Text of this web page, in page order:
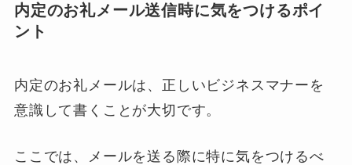
内定のお礼メール送信時に気をつけるポイ
ント
内定のお礼メールは、正しいビジネスマナーを
意識して書くことが大切です。
ここでは、メールを送る際に特に気をつけるべ